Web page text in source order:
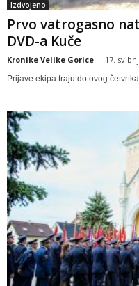
Izdvojeno
Prvo vatrogasno
DVD-a Kuče
Kronike Velike Gorice - 17.
Prijave ekipa traju do ovog